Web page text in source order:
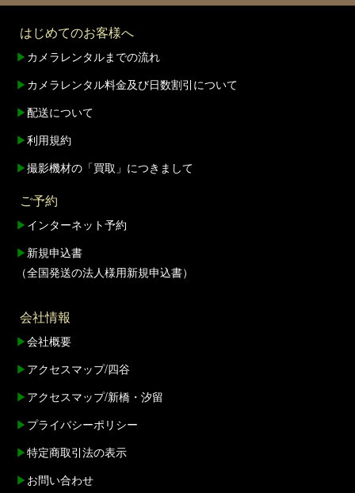
はじめてのお客様へ
▶ カメラレンタルまでの流れ
▶ カメラレンタル料金及び日数割引について
▶配送について
▶利用規約
▶撮影機材の「買取」につきまして
ご予約
▶ インターネット予約
▶ 新規申込書
（全国発送の法人様用新規申込書）
会社情報
▶会社概要
▶ アクセスマップ/四谷
▶ アクセスマップ/新橋・汐留
▶ プライバシーポリシー
▶特定商取引法の表示
▶ お問い合わせ